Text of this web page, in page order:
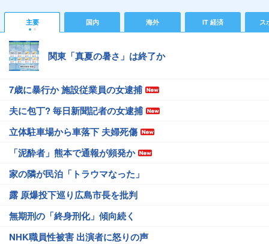
主要 国内 海外 IT 経済 ス
関東「真夏の暑さ」は終了か
7歳に暴行か 施設従業員の女逮捕
夫に包丁? 毎日新聞記者の女逮捕
立体駐車場から車落下 夫婦死傷
「泥酔者」熊本で通報が頻発か
家の隣が民泊「トラウマなった」
露 原爆投下巡り広島市長を批判
無期刑の「終身刑化」傾向続く
NHK職員性被害 出演者に怒りの声